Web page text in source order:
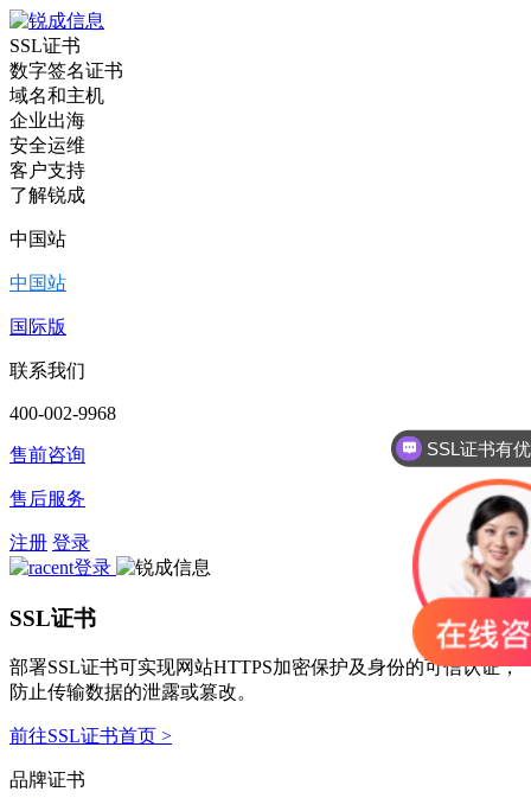
SSL证书
数字签名证书
域名和主机
企业出海
安全运维
客户支持
了解锐成
中国站
中国站
国际版
联系我们
400-002-9968
售前咨询
售后服务
注册 登录
SSL证书
部署SSL证书可实现网站HTTPS加密保护及身份的可信认证，
防止传输数据的泄露或篡改。
前往SSL证书首页 >
品牌证书
SSL证书有